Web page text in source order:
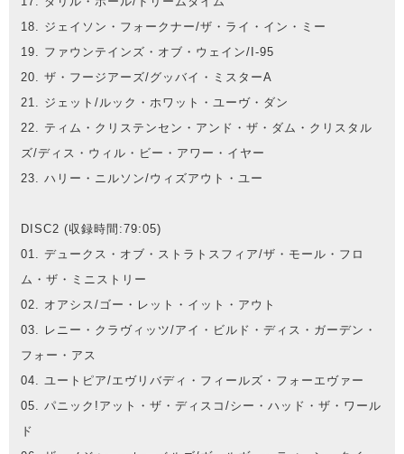
18. ジェイソン・フォークナー/ザ・ライ・イン・ミー
19. ファウンテインズ・オブ・ウェイン/I-95
20. ザ・フージアーズ/グッバイ・ミスターA
21. ジェット/ルック・ホワット・ユーヴ・ダン
22. ティム・クリステンセン・アンド・ザ・ダム・クリスタル
ズ/ディス・ウィル・ビー・アワー・イヤー
23. ハリー・ニルソン/ウィズアウト・ユー
DISC2 (収録時間:79:05)
01. デュークス・オブ・ストラトスフィア/ザ・モール・フロ
ム・ザ・ミニストリー
02. オアシス/ゴー・レット・イット・アウト
03. レニー・クラヴィッツ/アイ・ビルド・ディス・ガーデン・
フォー・アス
04. ユートピア/エヴリバディ・フィールズ・フォーエヴァー
05. パニック!アット・ザ・ディスコ/シー・ハッド・ザ・ワール
ド